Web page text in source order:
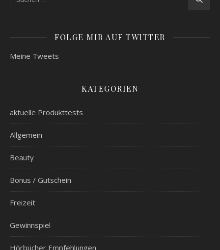
FOLGE MIR AUF TWITTER
Meine Tweets
KATEGORIEN
aktuelle Produkttests
Allgemein
Beauty
Bonus / Gutschein
Freizeit
Gewinnspiel
Hörbücher Empfehlungen